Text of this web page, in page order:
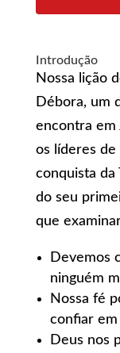
Introdução
Nossa lição
Débora, um
encontra em
os líderes
conquista da
do seu
que
Devemos
ninguém
Nossa fé
confiar em
Deus nos